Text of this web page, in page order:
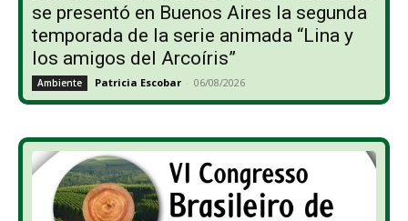
se presentó en Buenos Aires la segunda
temporada de la serie animada “Lina y
los amigos del Arcoíris”
Ambiente Patricia Escobar - 06/08/2026